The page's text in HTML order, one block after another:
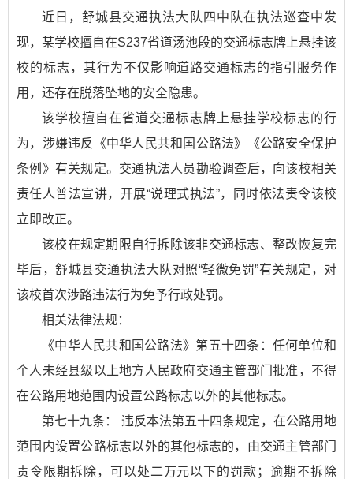
近日，舒城县交通执法大队四中队在执法巡查中发
现，某学校擅自在S237省道汤池段的交通标志牌上悬挂该
校的标志，其行为不仅影响道路交通标志的指引服务作
用，还存在脱落坠地的安全隐患。
该学校擅自在省道交通标志牌上悬挂学校标志的行
为，涉嫌违反《中华人民共和国公路法》《公路安全保护
条例》有关规定。交通执法人员勘验调查后，向该校相关
责任人普法宣讲，开展“说理式执法”，同时依法责令该校
立即改正。
该校在规定期限自行拆除该非交通标志、整改恢复完
毕后，舒城县交通执法大队对照“轻微免罚”有关规定，对
该校首次涉路违法行为免予行政处罚。
相关法律法规：
《中华人民共和国公路法》第五十四条：任何单位和
个人未经县级以上地方人民政府交通主管部门批准，不得
在公路用地范围内设置公路标志以外的其他标志。
第七十九条： 违反本法第五十四条规定，在公路用地
范围内设置公路标志以外的其他标志的，由交通主管部门
责令限期拆除，可以处二万元以下的罚款；逾期不拆除